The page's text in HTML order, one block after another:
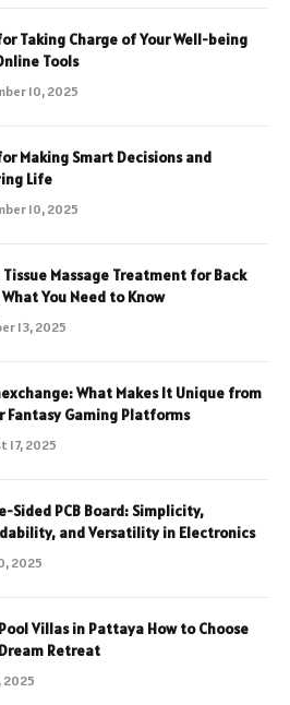
Taking Charge of Your Well-being
Tools
10, 2025
Making Smart Decisions and
Life
10, 2025
Tissue Massage Treatment for Back
You Need to Know
13, 2025
What Makes It Unique from
Fantasy Gaming Platforms
17, 2025
Sided PCB Board: Simplicity,
and Versatility in Electronics
2025
Villas in Pattaya How to Choose
Retreat
2025